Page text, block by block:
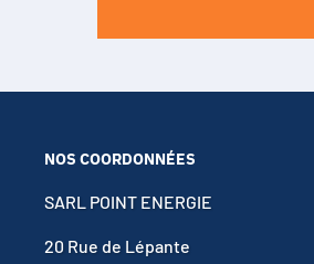
NOS COORDONNÉES
SARL POINT ENERGIE
20 Rue de Lépante